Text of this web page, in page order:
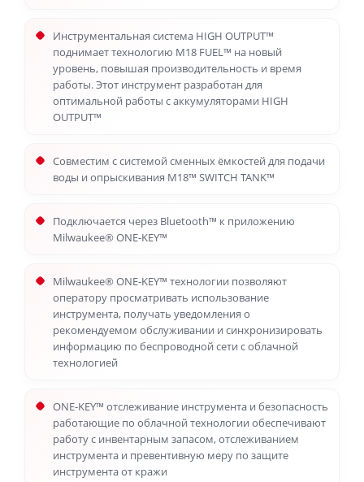
Инструментальная система HIGH OUTPUT™
поднимает технологию M18 FUEL™ на новый
уровень, повышая производительность и время
работы. Этот инструмент разработан для
оптимальной работы с аккумуляторами HIGH
OUTPUT™
Совместим с системой сменных ёмкостей для подачи
воды и опрыскивания M18™ SWITCH TANK™
Подключается через Bluetooth™ к приложению
Milwaukee® ONE-KEY™
Milwaukee® ONE-KEY™ технологии позволяют
оператору просматривать использование
инструмента, получать уведомления о
рекомендуемом обслуживании и синхронизировать
информацию по беспроводной сети с облачной
технологией
ONE-KEY™ отслеживание инструмента и безопасность
работающие по облачной технологии обеспечивают
работу с инвентарным запасом, отслеживанием
инструмента и превентивную меру по защите
инструмента от кражи